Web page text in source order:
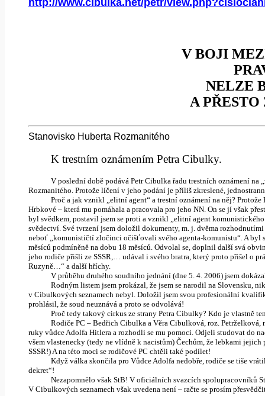
http://www.cibulka.net/petr/
V BOJI
NELZE
A
Stanovisko Huberta Rozmanitého
K trestním oznámením Petra Cibulky.
V poslední době podává Petr Cibulka řadu trestních oznámení na
Rozmanitého. Protože líčení v jeho podání je příliš zkreslené,
Proč a jak vznikl „elitní agent“ a trestní oznámení na něj?
Hrbkové – která mu pomáhala a pracovala pro jeho NN. On se jí však
byl svědkem, postavil jsem se proti a vznikl „elitní agent
svědectví. Své tvrzení jsem doložil dokumenty, m. j. dvěma
neboť „komunističtí zločinci očišťovali svého agenta‑komunistu“. A byl
měsíců podmíněně na dobu 18 měsíců. Odvolal se, doplnil další svá
jeho rodiče přišli ze SSSR,… udával i svého bratra, který proto přišel o
Ruzyně…“ a další hříchy.
V průběhu druhého soudního jednání (dne 5. 4. 2006) jsem
Rodným listem jsem prokázal, že jsem se narodil na Slovensku,
v Cibulkových seznamech nebyl. Doložil jsem svou profesionální
prohlásil, že soud neuznává a proto se odvolává!
Proč tedy takový cirkus ze strany Petra Cibulky? Kdo je vlastně
Rodiče PC – Bedřich Cibulka a Věra Cibulková, roz.
ruky vůdce Adolfa Hitlera a rozhodli se mu pomoci. Odjeli studovat do
všem vlastenecky (tedy ne vlídně k nacistům) Čechům, že lebkami
SSSR!) A na této moci se rodičové PC chtěli také podílet!
Když válka skončila pro Vůdce Adolfa nedobře, rodiče se tiše
dekret“!
Nezapomnělo však StB! V oficiálních svazcích spolupracovníků
V Cibulkových seznamech však uvedena není – račte se prosím